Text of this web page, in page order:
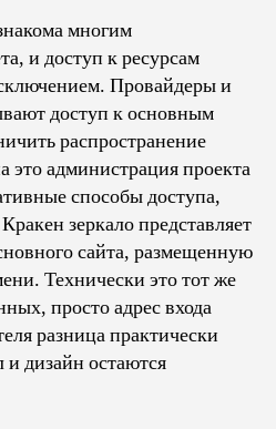
многим
и доступ к ресурсам
Провайдеры и
доступ к основным
распространение
администрация проекта
способы доступа,
зеркало представляет
сайта, размещенную
Технически это тот же
просто адрес входа
разница практически
дизайн остаются